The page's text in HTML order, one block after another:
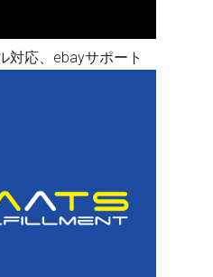
対応、ebayサポート